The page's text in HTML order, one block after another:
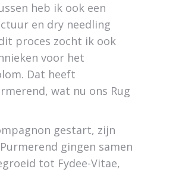
heb ik ook een
en dry needling
proces zocht ik ook
voor het
Dat heeft
wat nu ons Rug
gestart, zijn
gingen samen
tot Fydee-Vitae,